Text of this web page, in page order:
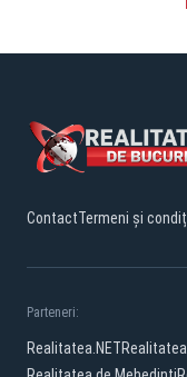
ContactTermeni și
Parteneri:
Realitatea.NET